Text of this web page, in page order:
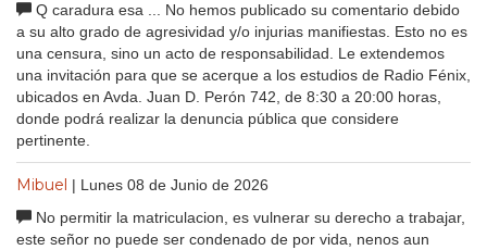
Q caradura esa ... No hemos publicado su comentario debido
a su alto grado de agresividad y/o injurias manifiestas. Esto no es
una censura, sino un acto de responsabilidad. Le extendemos
una invitación para que se acerque a los estudios de Radio Fénix,
ubicados en Avda. Juan D. Perón 742, de 8:30 a 20:00 horas,
donde podrá realizar la denuncia pública que considere
pertinente.
Mibuel | Lunes 08 de Junio de 2026
No permitir la matriculacion, es vulnerar su derecho a trabajar,
este señor no puede ser condenado de por vida, nenos aun